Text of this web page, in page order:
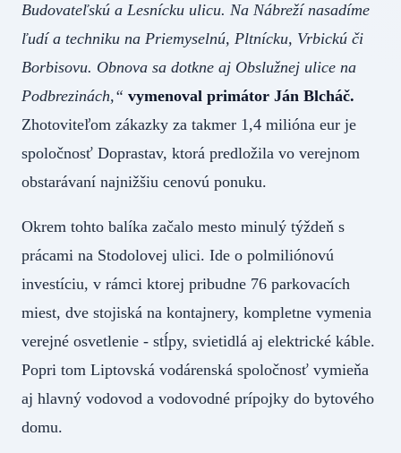
Budovateľskú a Lesnícku ulicu. Na Nábreží nasadíme
ľudí a techniku na Priemyselnú, Pltnícku, Vrbickú či
Borbisovu. Obnova sa dotkne aj Obslužnej ulice na
Podbrezinách,“ vymenoval primátor Ján Blcháč.
Zhotoviteľom zákazky za takmer 1,4 milióna eur je
spoločnosť Doprastav, ktorá predložila vo verejnom
obstarávaní najnižšiu cenovú ponuku.
Okrem tohto balíka začalo mesto minulý týždeň s
prácami na Stodolovej ulici. Ide o polmiliónovú
investíciu, v rámci ktorej pribudne 76 parkovacích
miest, dve stojiská na kontajnery, kompletne vymenia
verejné osvetlenie - stĺpy, svietidlá aj elektrické káble.
Popri tom Liptovská vodárenská spoločnosť vymieňa
aj hlavný vodovod a vodovodné prípojky do bytového
domu.